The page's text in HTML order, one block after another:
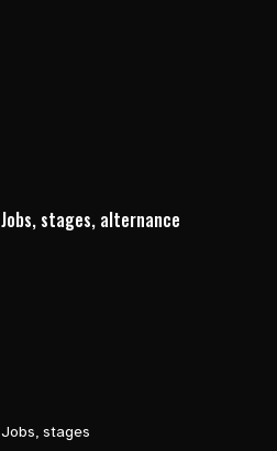
Jobs, stages, alternance
Jobs, stages